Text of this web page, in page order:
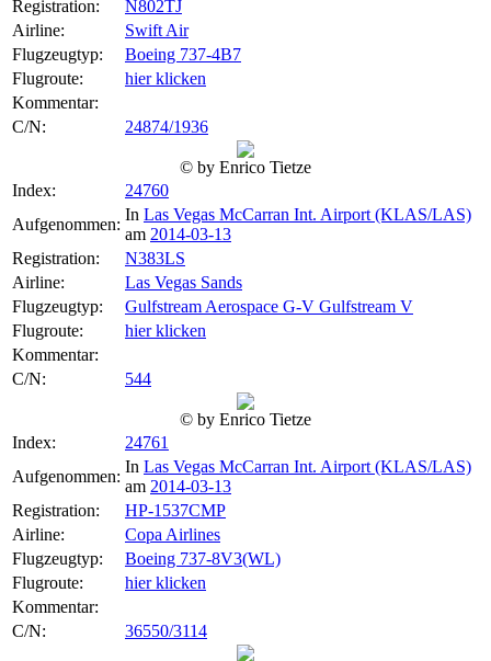
Registration:
N802TJ
Airline:
Swift Air
Flugzeugtyp:
Boeing 737-4B7
Flugroute:
hier klicken
Kommentar:
C/N:
24874/1936
© by Enrico Tietze
Index:
24760
Aufgenommen:
In Las Vegas McCarran Int. Airport (KLAS/LAS)
am 2014-03-13
Registration:
N383LS
Airline:
Las Vegas Sands
Flugzeugtyp:
Gulfstream Aerospace G-V Gulfstream V
Flugroute:
hier klicken
Kommentar:
C/N:
544
© by Enrico Tietze
Index:
24761
Aufgenommen:
In Las Vegas McCarran Int. Airport (KLAS/LAS)
am 2014-03-13
Registration:
HP-1537CMP
Airline:
Copa Airlines
Flugzeugtyp:
Boeing 737-8V3(WL)
Flugroute:
hier klicken
Kommentar:
C/N:
36550/3114